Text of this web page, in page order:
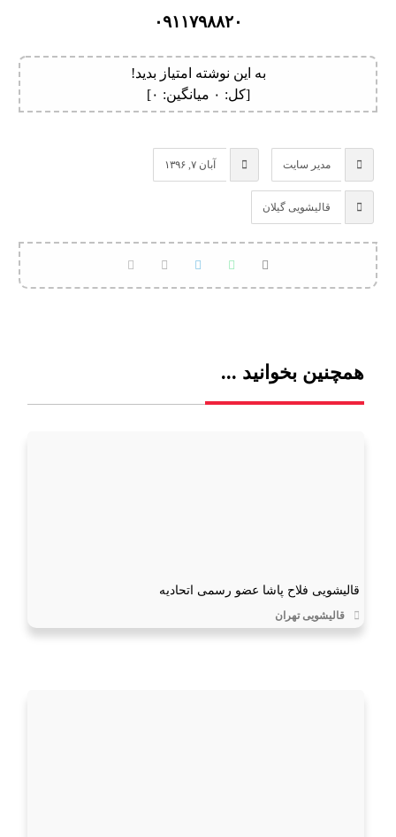
۰۹۱۱۷۹۸۸۲۰
به این نوشته امتیاز بدید!
[کل: ۰ میانگین: ۰]
مدیر سایت آبان ۷, ۱۳۹۶
قالیشویی گیلان
همچنین بخوانید ...
قالیشویی فلاح پاشا عضو رسمی اتحادیه
قالیشویی تهران